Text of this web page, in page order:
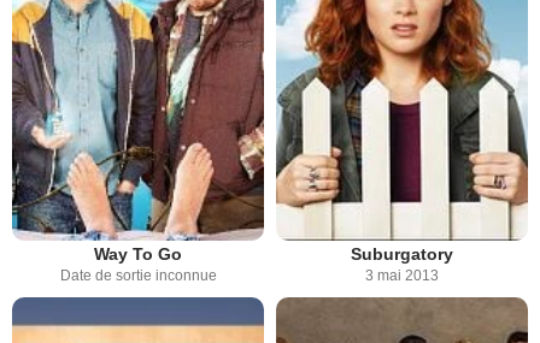
Way To Go
Date de sortie inconnue
Suburgatory
3 mai 2013